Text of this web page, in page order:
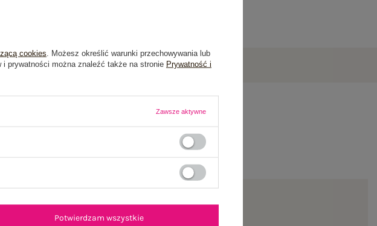
cookies . Możesz określić warunki przechowywania lub
i prywatności można znaleźć także na stronie Prywatność i
Zawsze aktywne
Potwierdzam wszystkie